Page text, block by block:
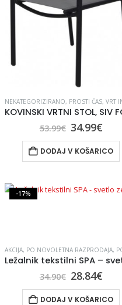
VRTNE GARNITURE IN
VRTNE
NEKATEGORIZIRANO, PROSTI ČAS, VRT IN
53.99€ 34.99€
DODAJ V KOŠARICO
-17%
AKCIJA, PO NOVOLETNA RAZPRODAJA,
34.90€ 28.84€
DODAJ V KOŠARICO